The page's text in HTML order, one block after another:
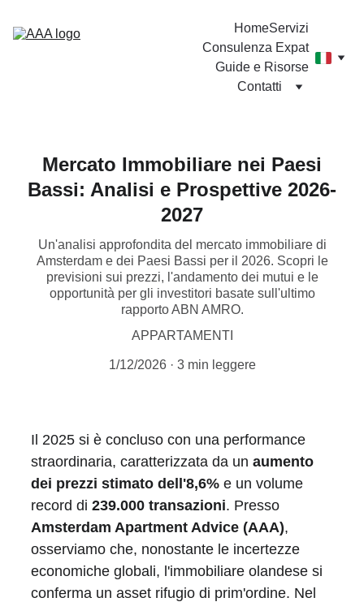
HomeServizi
Consulenza Expat
Guide e Risorse
Contatti
Mercato Immobiliare nei Paesi
Bassi: Analisi e Prospettive 2026-
2027
Un'analisi approfondita del mercato immobiliare di
Amsterdam e dei Paesi Bassi per il 2026. Scopri le
previsioni sui prezzi, l'andamento dei mutui e le
opportunità per gli investitori basate sull'ultimo
rapporto ABN AMRO.
APPARTAMENTI
1/12/2026 3 min leggere
Il 2025 si è concluso con una performance
straordinaria, caratterizzata da un aumento
dei prezzi stimato dell'8,6% e un volume
record di 239.000 transazioni. Presso
Amsterdam Apartment Advice (AAA),
osserviamo che, nonostante le incertezze
economiche globali, l'immobiliare olandese si
conferma un asset rifugio di prim'ordine. Nel